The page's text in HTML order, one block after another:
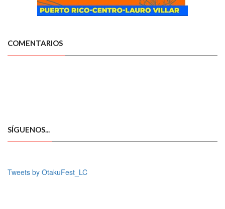
COMENTARIOS
SÍGUENOS...
Tweets by OtakuFest_LC